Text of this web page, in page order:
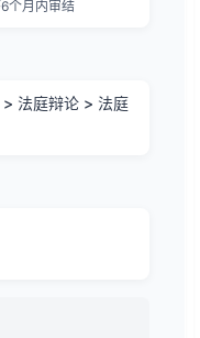
个月内审结
法庭辩论 > 法庭